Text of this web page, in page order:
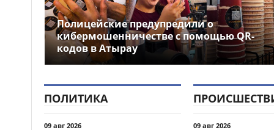
Полицейские предупредили о
кибермошенничестве с помощью QR-
кодов в Атырау
ПОЛИТИКА
09 авг 2026 09 авг 2026